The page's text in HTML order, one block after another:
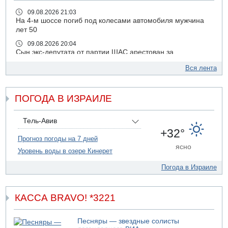
09.08.2026 21:03
На 4-м шоссе погиб под колесами автомобиля мужчина
лет 50
09.08.2026 20:04
Сын экс-депутата от партии ШАС арестован за
09.08.2026 19:36
Кешет (Верхняя Галилея)
09.08.2026 19:10
Двое погибших при столкновении автомобилей на 1
шоссе
подземного арсенала "Хизбаллы"
09.08.2026 18:19
Ради церемонии закладки нового поселения ЦАХАЛ
выгнал из дома палестинскую семью
Вся лента
ПОГОДА В ИЗРАИЛЕ
Тель-Авив
Прогноз погоды на 7 дней
Уровень воды в озере Кинерет
+32°
ясно
Погода в Израиле
КАССА BRAVO! *3221
Песняры — звездные солисты